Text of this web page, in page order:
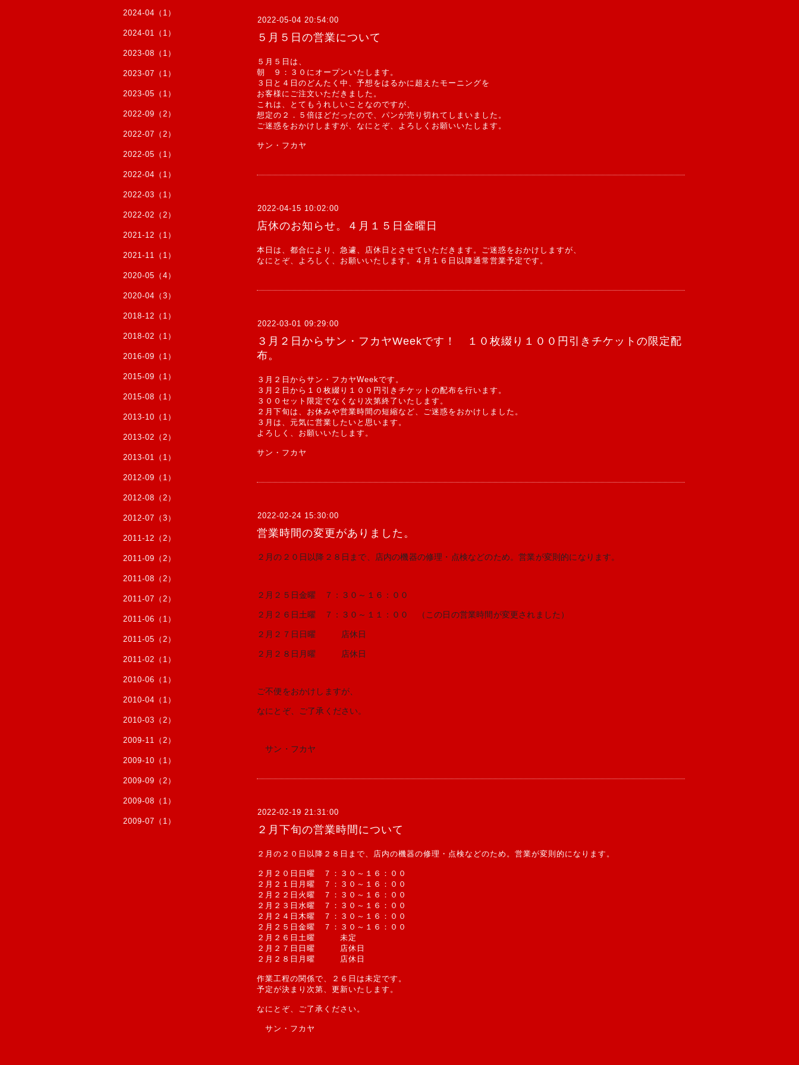
2022-05-04 20:54:00
５月５日の営業について
５月５日は、
朝 ９：３０にオープンいたします。
３日と４日のどんたく中、予想をはるかに超えたモーニングを
お客様にご注文いただきました。
これは、とてもうれしいことなのですが、
想定の２．５倍ほどだったので、パンが売り切れてしまいました。
ご迷惑をおかけしますが、なにとぞ、よろしくお願いいたします。
サン・フカヤ
2022-04-15 10:02:00
店休のお知らせ。４月１５日金曜日
本日は、都合により、急遽、店休日とさせていただきます。ご迷惑をおかけしますが、
なにとぞ、よろしく、お願いいたします。４月１６日以降通常営業予定です。
2022-03-01 09:29:00
３月２日からサン・フカヤWeekです！ １０枚綴り１００円引きチケットの限定配
布。
３月２日からサン・フカヤWeekです。
３月２日から１０枚綴り１００円引きチケットの配布を行います。
３００セット限定でなくなり次第終了いたします。
２月下旬は、お休みや営業時間の短縮など、ご迷惑をおかけしました。
３月は、元気に営業したいと思います。
よろしく、お願いいたします。
サン・フカヤ
2022-02-24 15:30:00
営業時間の変更がありました。
２月の２０日以降２８日まで、店内の機器の修理・点検などのため。営業が変則的になります。
２月２５日金曜　７：３０～１６：００
２月２６日土曜　７：３０～１１：００　（この日の営業時間が変更されました）
２月２７日日曜　　　店休日
２月２８日月曜　　　店休日
ご不便をおかけしますが、
なにとぞ、ご了承ください。
サン・フカヤ
2022-02-19 21:31:00
２月下旬の営業時間について
２月の２０日以降２８日まで、店内の機器の修理・点検などのため。営業が変則的になります。
２月２０日日曜 ７：３０～１６：００
２月２１日月曜 ７：３０～１６：００
２月２２日火曜 ７：３０～１６：００
２月２３日水曜 ７：３０～１６：００
２月２４日木曜 ７：３０～１６：００
２月２５日金曜 ７：３０～１６：００
２月２６日土曜 未定
２月２７日日曜 店休日
２月２８日月曜 店休日
作業工程の関係で、２６日は未定です。
予定が決まり次第、更新いたします。
なにとぞ、ご了承ください。
サン・フカヤ
2024-04（1）
2024-01（1）
2023-08（1）
2023-07（1）
2023-05（1）
2022-09（2）
2022-07（2）
2022-05（1）
2022-04（1）
2022-03（1）
2022-02（2）
2021-12（1）
2021-11（1）
2020-05（4）
2020-04（3）
2018-12（1）
2018-02（1）
2016-09（1）
2015-09（1）
2015-08（1）
2013-10（1）
2013-02（2）
2013-01（1）
2012-09（1）
2012-08（2）
2012-07（3）
2011-12（2）
2011-09（2）
2011-08（2）
2011-07（2）
2011-06（1）
2011-05（2）
2011-02（1）
2010-06（1）
2010-04（1）
2010-03（2）
2009-11（2）
2009-10（1）
2009-09（2）
2009-08（1）
2009-07（1）